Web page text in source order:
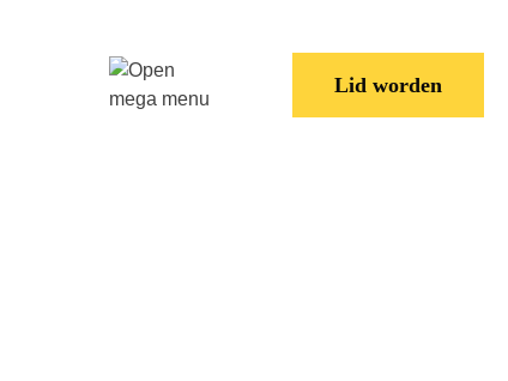
Lid worden